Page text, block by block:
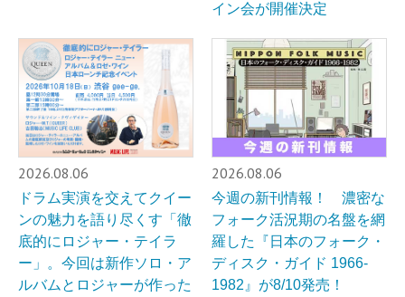
イン会が開催決定
2026.08.06
ドラム実演を交えてクイー
ンの魅力を語り尽くす「徹
底的にロジャー・テイラ
ー」。今回は新作ソロ・ア
ルバムとロジャーが作った
2026.08.06
今週の新刊情報！ 濃密な
フォーク活況期の名盤を網
羅した『日本のフォーク・
ディスク・ガイド 1966-
1982』が8/10発売！